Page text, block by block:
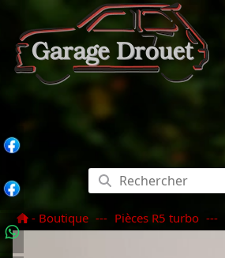
- Boutique --- Pièces R5 turbo ---